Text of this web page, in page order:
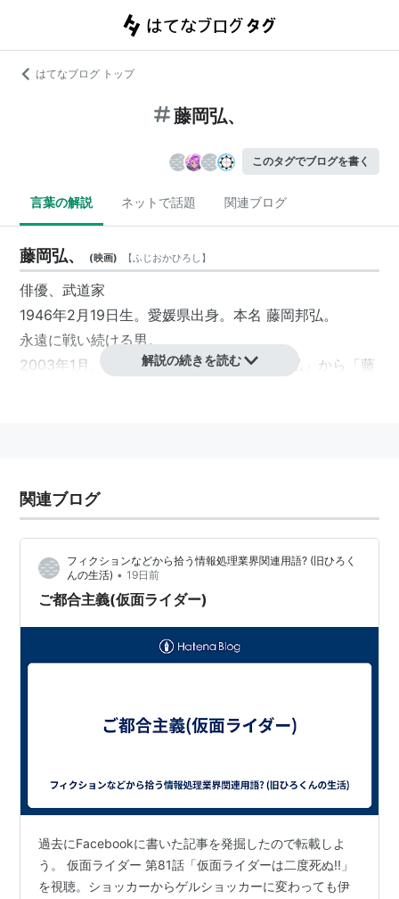
はてなブログ トップ
藤岡弘、
このタグでブログを書く
言葉の解説 ネットで話題 関連ブログ
藤岡弘、 (映画) 【ふじおかひろし 】
俳優、武道家
1946年2月19日生。愛媛県出身。本名 藤岡邦弘。
永遠に戦い続ける男。
2003年1月、その十数年前に旧芸名「
藤岡弘
」から「藤
役
特捜最前線・桜井刑事
SFソードキル・タガ ヨシミツ
せがた三四郎
ファンサイト
解説の続きを読む
関連ブログ
フィクションなどから拾う情報処理業界関連用語? (旧ひろく
んの生活) • 19日前
ご都合主義(仮面ライダー)
過去にFacebookに書いた記事を発掘したので転載しよ
う。 仮面ライダー 第81話「仮面ライダーは二度死ぬ!!」
を視聴。ショッカーからゲルショッカーに変わっても伊